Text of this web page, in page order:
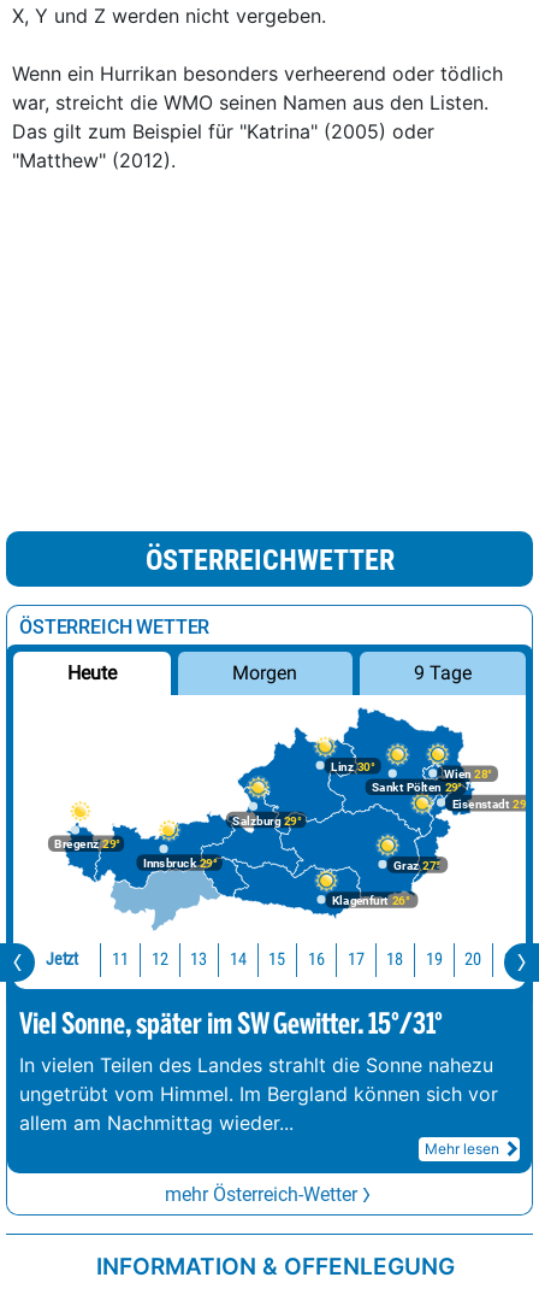
X, Y und Z werden nicht vergeben.
Wenn ein Hurrikan besonders verheerend oder tödlich
war, streicht die WMO seinen Namen aus den Listen.
Das gilt zum Beispiel für "Katrina" (2005) oder
"Matthew" (2012).
ÖSTERREICHWETTER
ÖSTERREICH WETTER
Heute Morgen 9 Tage
Bregenz29°
Graz27°
Innsbruck29°
Klagenfurt 26°
Linz30°
Salzburg29°
Wien 28°
Eisenstadt 29°
Sankt Pölten 29°
Jetzt 11 12 13 14 15 16 17 18 19 20 21
Viel Sonne, später im SW Gewitter. 15°/31°
In vielen Teilen des Landes strahlt die Sonne nahezu
ungetrübt vom Himmel. Im Bergland können sich vor
allem am Nachmittag wieder...
Mehr lesen
mehr Österreich-Wetter
INFORMATION & OFFENLEGUNG